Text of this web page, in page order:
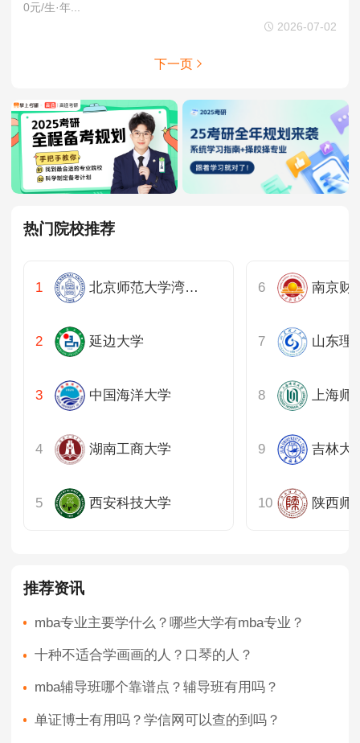
0元/生·年...
2026-07-02
下一页
热门院校推荐
北京师范大学湾区国际商学院
延边大学
中国海洋大学
湖南工商大学
西安科技大学
南京财
山东理
上海师
陕西师
推荐资讯
mba专业主要学什么？哪些大学有mba专业？
十种不适合学画画的人？口琴的人？
mba辅导班哪个靠谱点？辅导班有用吗？
单证博士有用吗？学信网可以查的到吗？